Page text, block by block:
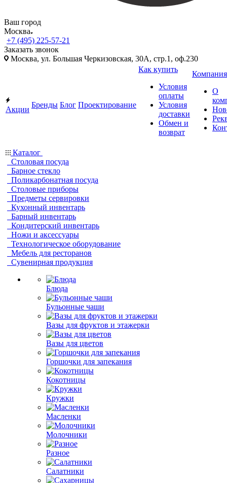
Ваш город
Москва
+7 (495) 225-57-21
Заказать звонок
Москва, ул. Большая Черкизовская, 30А, стр.1, оф.230
Акции
Бренды Блог Проектирование
Как купить
Условия
оплаты
Условия
доставки
Обмен и
возврат
Компания
О
Каталог
Столовая посуда
Барное стекло
Поликарбонатная посуда
Столовые приборы
Предметы сервировки
Кухонный инвентарь
Барный инвентарь
Кондитерский инвентарь
Ножи и аксессуары
Технологическое оборудование
Мебель для ресторанов
Сувенирная продукция
Блюда
Бульонные чаши
Вазы для фруктов и этажерки
Вазы для цветов
Горшочки для запекания
Кокотницы
Кружки
Масленки
Молочники
Разное
Салатники